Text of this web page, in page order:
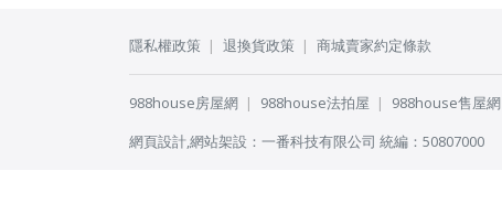
隱私權政策 退換貨政策 商城賣家約定條款
988house房屋網 988house法拍屋 988house售屋網
網頁設計,網站架設 ： 一番科技有限公司 統編：50807000